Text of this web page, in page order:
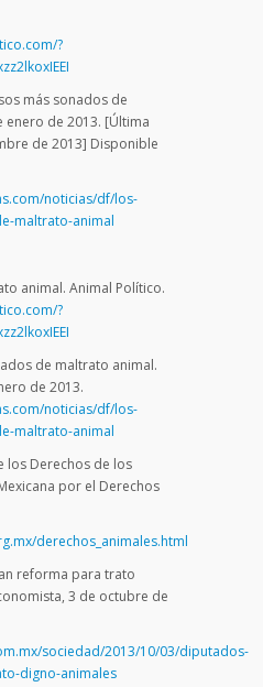
?
más sonados de
enero de 2013. [Última
de 2013] Disponible
noticias/df/los-
maltrato-animal
animal. Animal Político.
?
de maltrato animal.
de 2013.
noticias/df/los-
maltrato-animal
los Derechos de los
por el Derechos
derechos_animales.html
reforma para trato
3 de octubre de
sociedad/2013/10/03/diputados-
digno-animales